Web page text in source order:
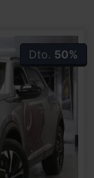
Dto. 50%